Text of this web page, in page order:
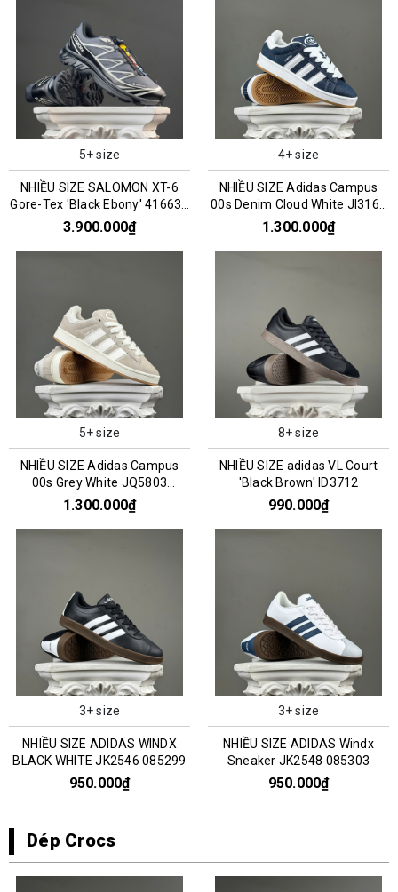
5+ size
NHIỀU SIZE SALOMON XT-6
Gore-Tex 'Black Ebony' 416635
016159
3.900.000₫
4+ size
NHIỀU SIZE Adidas Campus
00s Denim Cloud White JI3163
045993
1.300.000₫
5+ size
NHIỀU SIZE Adidas Campus
00s Grey White JQ5803
0351303
1.300.000₫
8+ size
NHIỀU SIZE adidas VL Court
'Black Brown' ID3712
990.000₫
3+ size
NHIỀU SIZE ADIDAS WINDX
BLACK WHITE JK2546 085299
950.000₫
3+ size
NHIỀU SIZE ADIDAS Windx
Sneaker JK2548 085303
950.000₫
Dép Crocs